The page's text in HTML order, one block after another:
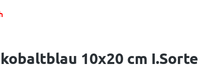
10x20 cm I.Sorte